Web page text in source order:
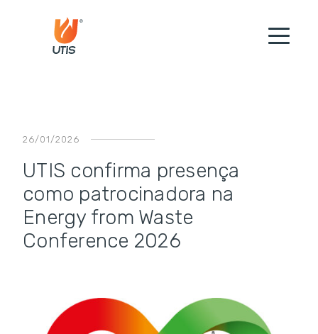
26/01/2026
UTIS confirma presença
como patrocinadora na
Energy from Waste
Conference 2026